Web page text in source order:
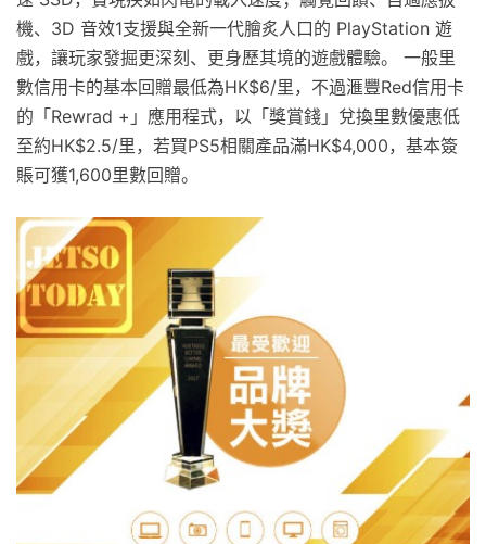
機、3D 音效1支援與全新一代膾炙人口的 PlayStation 遊
戲，讓玩家發掘更深刻、更身歷其境的遊戲體驗。 一般里
數信用卡的基本回贈最低為HK$6/里，不過滙豐Red信用卡
的「Rewrad +」應用程式，以「獎賞錢」兌換里數優惠低
至約HK$2.5/里，若買PS5相關產品滿HK$4,000，基本簽
賬可獲1,600里數回贈。